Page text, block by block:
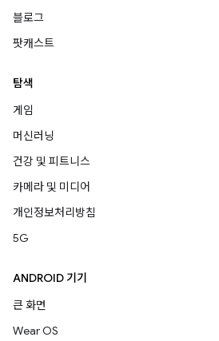
블로그
팟캐스트
탐색
게임
머신러닝
건강 및 피트니스
카메라 및 미디어
개인정보처리방침
5G
ANDROID 기기
큰 화면
Wear OS